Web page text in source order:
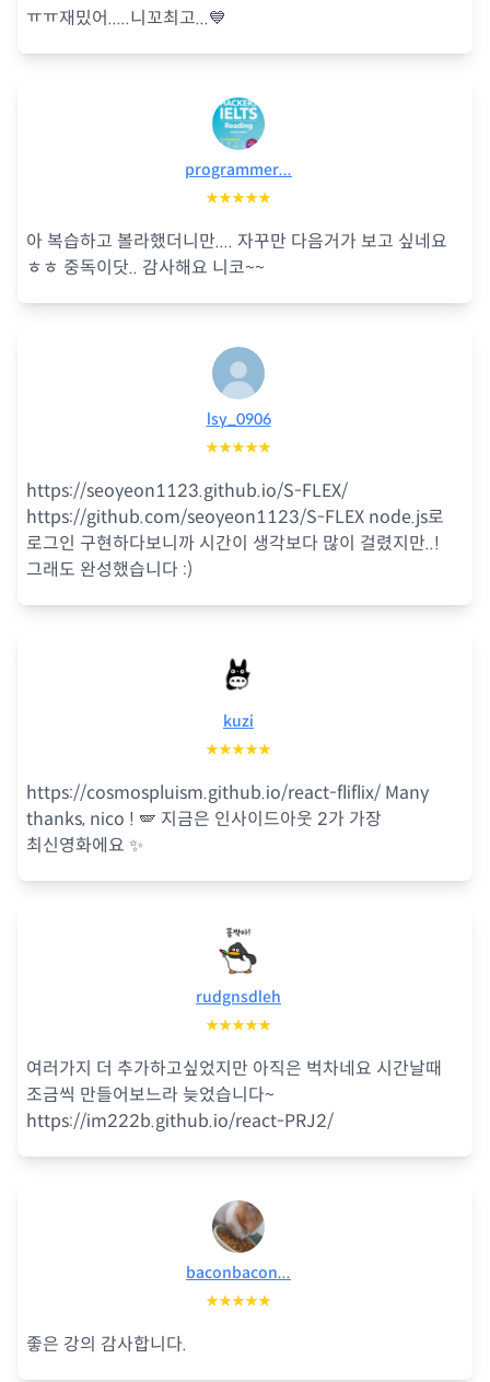
ㅠㅠ재밌어.....니꼬최고...💙
programmer...
★★★★★
아 복습하고 볼라했더니만.... 자꾸만 다음거가 보고 싶네요
ㅎㅎ 중독이닷.. 감사해요 니코~~
lsy_0906
★★★★★
https://seoyeon1123.github.io/S-FLEX/
https://github.com/seoyeon1123/S-FLEX node.js로
로그인 구현하다보니까 시간이 생각보다 많이 걸렸지만..!
그래도 완성했습니다 :)
kuzi
★★★★★
https://cosmospluism.github.io/react-fliflix/ Many
thanks, nico ! 🪽 지금은 인사이드아웃 2가 가장
최신영화에요 ✨
rudgnsdleh
★★★★★
여러가지 더 추가하고싶었지만 아직은 벅차네요 시간날때
조금씩 만들어보느라 늦었습니다~
https://im222b.github.io/react-PRJ2/
baconbacon...
★★★★★
좋은 강의 감사합니다.